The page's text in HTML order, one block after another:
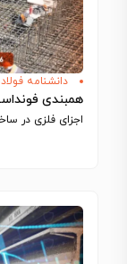
دانشنامه
همبندی